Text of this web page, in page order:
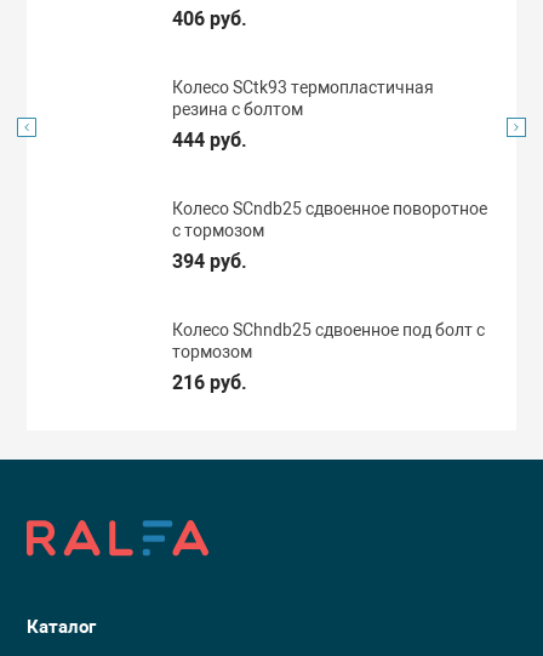
406 руб.
Колесо SCtk93 термопластичная
резина с болтом
444 руб.
Колесо SCndb25 сдвоенное поворотное
с тормозом
394 руб.
Колесо SChndb25 сдвоенное под болт с
тормозом
216 руб.
Каталог